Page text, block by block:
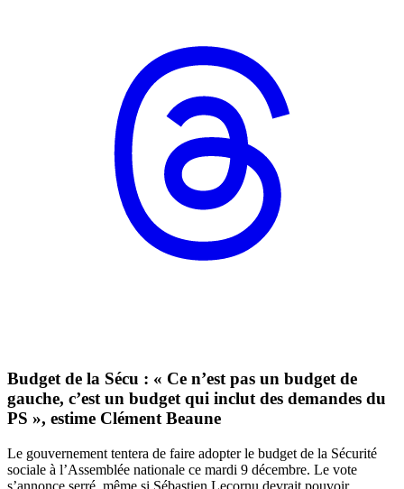
Budget de la Sécu : « Ce n’est pas un budget de
gauche, c’est un budget qui inclut des demandes du
PS », estime Clément Beaune
Le gouvernement tentera de faire adopter le budget de la Sécurité
sociale à l’Assemblée nationale ce mardi 9 décembre. Le vote
s’annonce serré, même si Sébastien Lecornu devrait pouvoir